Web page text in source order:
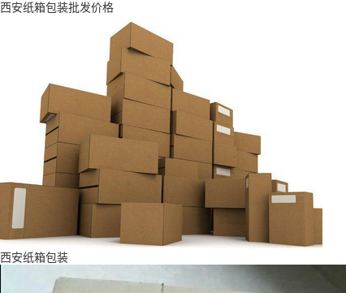
西安纸箱包装批发价格
西安纸箱包装